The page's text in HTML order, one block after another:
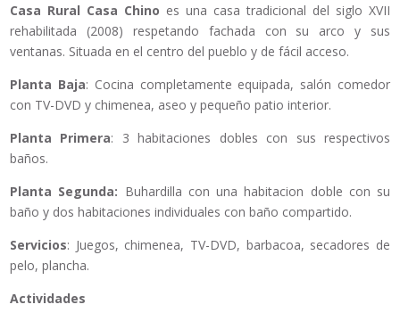
Casa Rural Casa Chino es una casa tradicional del siglo XVII
rehabilitada (2008) respetando fachada con su arco y sus
ventanas. Situada en el centro del pueblo y de fácil acceso.
Planta Baja: Cocina completamente equipada, salón comedor
con TV-DVD y chimenea, aseo y pequeño patio interior.
Planta Primera: 3 habitaciones dobles con sus respectivos
baños.
Planta Segunda: Buhardilla con una habitacion doble con su
baño y dos habitaciones individuales con baño compartido.
Servicios: Juegos, chimenea, TV-DVD, barbacoa, secadores de
pelo, plancha.
Actividades